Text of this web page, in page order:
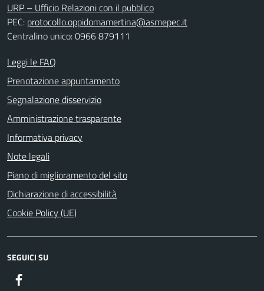
URP – Ufficio Relazioni con il pubblico
PEC: protocollo.oppidomamertina@asmepec.it
Centralino unico: 0966 879111
Leggi le FAQ
Prenotazione appuntamento
Segnalazione disservizio
Amministrazione trasparente
Informativa privacy
Note legali
Piano di miglioramento del sito
Dichiarazione di accessibilità
Cookie Policy (UE)
SEGUICI SU